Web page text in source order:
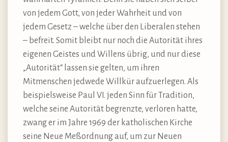
von jedem Gott, von jeder Wahrheit und von
jedem Gesetz – welche über den Liberalen stehen
– befreit. Somit bleibt nur noch die Autorität ihres
eigenen Geistes und Willens übrig, und nur diese
„Autorität“ lassen sie gelten, um ihren
Mitmenschen jedwede Willkür aufzuerlegen. Als
beispielsweise Paul VI. jeden Sinn für Tradition,
welche seine Autorität begrenzte, verloren hatte,
zwang er im Jahre 1969 der katholischen Kirche
seine Neue Meßordnung auf, um zur Neuen